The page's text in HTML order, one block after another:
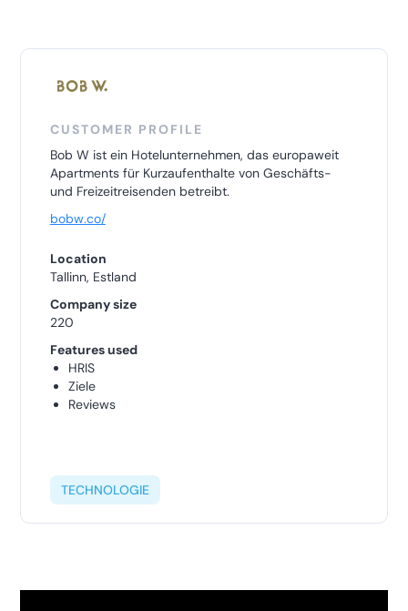
CUSTOMER PROFILE
Bob W ist ein Hotelunternehmen, das europaweit
Apartments für Kurzaufenthalte von Geschäfts-
und Freizeitreisenden betreibt.
bobw.co/
Location
Tallinn, Estland
Company size
220
Features used
HRIS
Ziele
Reviews
TECHNOLOGIE